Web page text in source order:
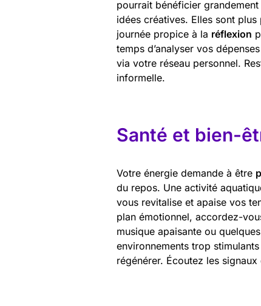
pourrait bénéficier
idées créatives. Elles sont
journée propice à la réflexion
temps d’analyser vos
via votre réseau personnel.
informelle.
Santé et bien-
Votre énergie demande à être
du repos. Une activité
vous revitalise et apaise vos
plan émotionnel, accordez-
musique apaisante ou
environnements trop
régénérer. Écoutez les